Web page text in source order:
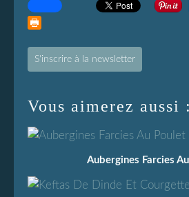
S'inscrire à la newsletter
Vous aimerez aussi :
Aubergines Farcies